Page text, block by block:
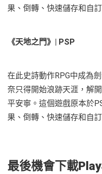
果、倒轉、快速儲存和自
《天地之門》| PSP
在此史詩動作RPG中成為
奈只得開始浪跡天涯，解
平安寧。這個遊戲原本於
果、倒轉、快速儲存和自
最後機會下載